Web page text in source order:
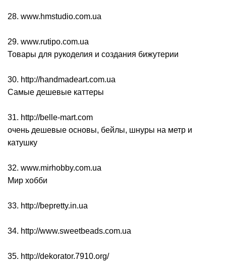
28. www.hmstudio.com.ua
29. www.rutipo.com.ua
Товары для рукоделия и создания бижутерии
30. http://handmadeart.com.ua
Самые дешевые каттеры
31. http://belle-mart.com
очень дешевые основы, бейлы, шнуры на метр и
катушку
32. www.mirhobby.com.ua
Мир хобби
33. http://bepretty.in.ua
34. http://www.sweetbeads.com.ua
35. http://dekorator.7910.org/